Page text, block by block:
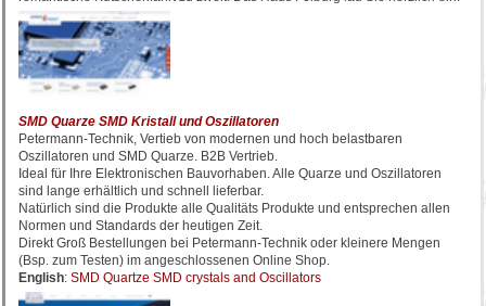
SMD Quarze SMD Kristall und Oszillatoren
Petermann-Technik, Vertieb von modernen und hoch belastbaren
Oszillatoren und SMD Quarze. B2B Vertrieb.
Ideal für Ihre Elektronischen Bauvorhaben. Alle Quarze und Oszillatoren
sind lange erhältlich und schnell lieferbar.
Natürlich sind die Produkte alle Qualitäts Produkte und entsprechen allen
Normen und Standards der heutigen Zeit.
Direkt Groß Bestellungen bei Petermann-Technik oder kleinere Mengen
(Bsp. zum Testen) im angeschlossenen Online Shop.
English: SMD Quartze SMD crystals and Oscillators